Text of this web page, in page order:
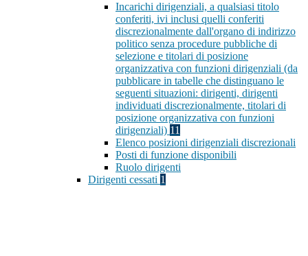
Incarichi dirigenziali, a qualsiasi titolo
conferiti, ivi inclusi quelli conferiti
discrezionalmente dall'organo di indirizzo
politico senza procedure pubbliche di
selezione e titolari di posizione
organizzativa con funzioni dirigenziali (da
pubblicare in tabelle che distinguano le
seguenti situazioni: dirigenti, dirigenti
individuati discrezionalmente, titolari di
posizione organizzativa con funzioni
dirigenziali) 11
Elenco posizioni dirigenziali discrezionali
Posti di funzione disponibili
Ruolo dirigenti
Dirigenti cessati 1